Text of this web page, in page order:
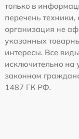
только в
перечень
организация не
указанных
интересы. Все
исключительно на
законном
1487 ГК РФ.